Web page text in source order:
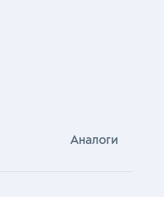
Аналоги